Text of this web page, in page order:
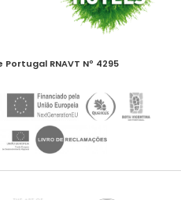
Portugal RNAVT Nº 4295